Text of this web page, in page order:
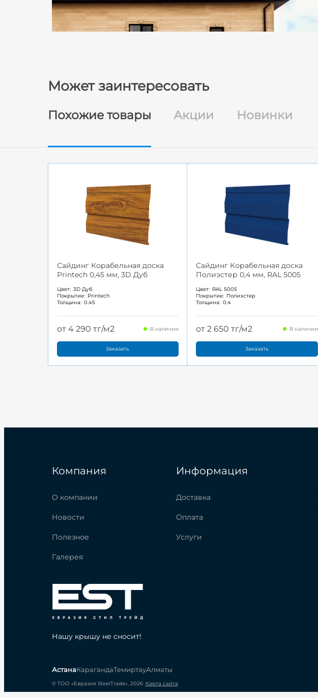
Может заинтересовать
Похожие товары Акции Новинки
Сайдинг Корабельная доска
Printech 0,45 мм, 3D Дуб
Цвет: 3D Дуб
Покрытие: Printech
Толщина: 0.45
от 4 290 тг/м2 В наличии
Заказать
Сайдинг Корабельная доска
Полиэстер 0,4 мм, RAL 5005
Цвет: RAL 5005
Покрытие: Полиэстер
Толщина: 0.4
от 2 650 тг/м2 В наличии
Заказать
Компания
О компании
Новости
Полезное
Галерея
Информация
Доставка
Оплата
Услуги
Нашу крышу не сносит!
АстанаКарагандаТемиртауАлматы
© ТОО «Евразия SteelTrade», 2026 Карта сайта